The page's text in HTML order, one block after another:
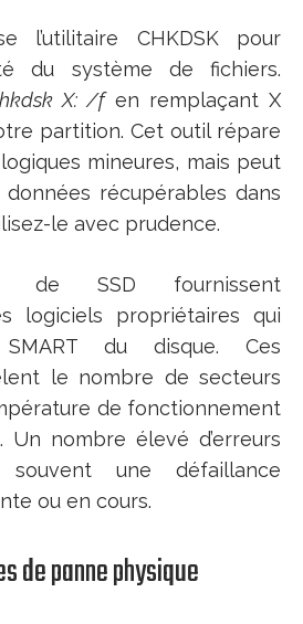
l’utilitaire CHKDSK pour
du système de fichiers.
X: /fen remplaçant X
partition. Cet outil répare
mineures, mais peut
données récupérables dans
le avec prudence.
de SSD fournissent
logiciels propriétaires qui
du disque. Ces
le nombre de secteurs
de fonctionnement
Un nombre élevé d’erreurs
souvent une défaillance
ou en cours.
de panne physique